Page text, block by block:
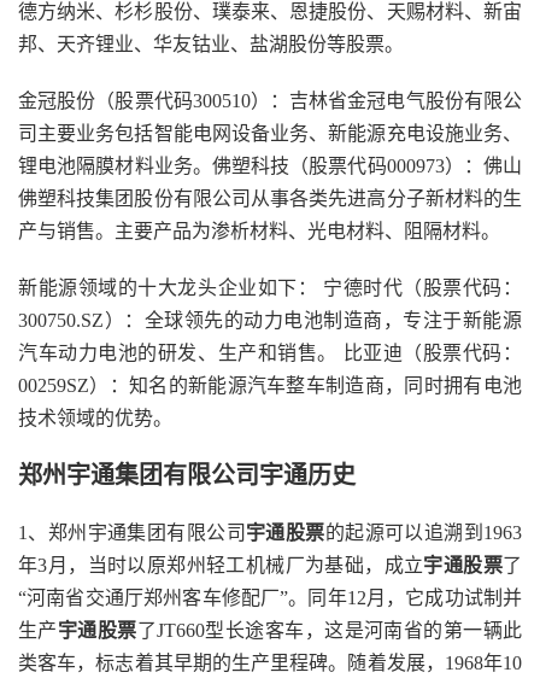
德方纳米、杉杉股份、璞泰来、恩捷股份、天赐材料、新宙
邦、天齐锂业、华友钴业、盐湖股份等股票。
金冠股份（股票代码300510）：吉林省金冠电气股份有限公
司主要业务包括智能电网设备业务、新能源充电设施业务、
锂电池隔膜材料业务。佛塑科技（股票代码000973）：佛山
佛塑科技集团股份有限公司从事各类先进高分子新材料的生
产与销售。主要产品为渗析材料、光电材料、阻隔材料。
新能源领域的十大龙头企业如下： 宁德时代（股票代码：
300750.SZ）：全球领先的动力电池制造商，专注于新能源
汽车动力电池的研发、生产和销售。 比亚迪（股票代码：
00259SZ）：知名的新能源汽车整车制造商，同时拥有电池
技术领域的优势。
郑州宇通集团有限公司宇通历史
1、郑州宇通集团有限公司 宇通股票的起源可以追溯到1963
年3月，当时以原郑州轻工机械厂为基础，成立宇通股票了
“河南省交通厅郑州客车修配厂”。同年12月，它成功试制并
生产宇通股票了JT660型长途客车，这是河南省的第一辆此
类客车，标志着其早期的生产里程碑。随着发展，1968年10